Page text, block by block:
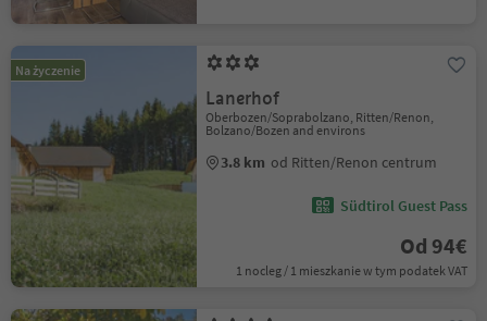
Na życzenie
Lanerhof
Oberbozen/Soprabolzano, Ritten/Renon,
Bolzano/Bozen and environs
3.8 km od Ritten/Renon centrum
Südtirol Guest Pass
Od 94€
1 nocleg / 1 mieszkanie w tym podatek VAT